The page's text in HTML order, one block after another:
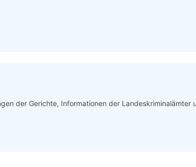
der Gerichte, Informationen der Landeskriminalämter